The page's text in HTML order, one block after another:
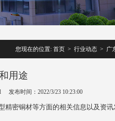
您现在的位置: 首页 > 行业动态 > 广
用途
发布时间：2022/3/23 10:23:00
精密铜材等方面的相关信息以及资